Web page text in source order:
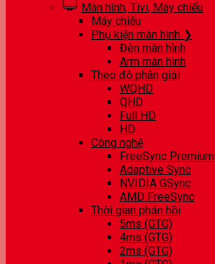
Màn hình, Tivi, Máy chiếu
Máy chiếu
Phụ kiện màn hình ❯
Đèn màn hình
Arm màn hình
Theo độ phân giải
WQHD
QHD
Full HD
HD
Công nghệ
FreeSync Premium
Adaptive Sync
NVIDIA GSync
AMD FreeSync
Thời gian phản hồi
5ms (GTG)
4ms (GTG)
2ms (GTG)